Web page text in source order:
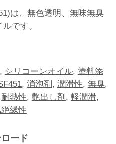
は、無色透明、無味無臭
です。
, シリコーンオイル, 塗料添
, 消泡剤 , 潤滑性, 無臭,
耐熱性, 艶出し剤 , 軽潤滑,
縁性
ード